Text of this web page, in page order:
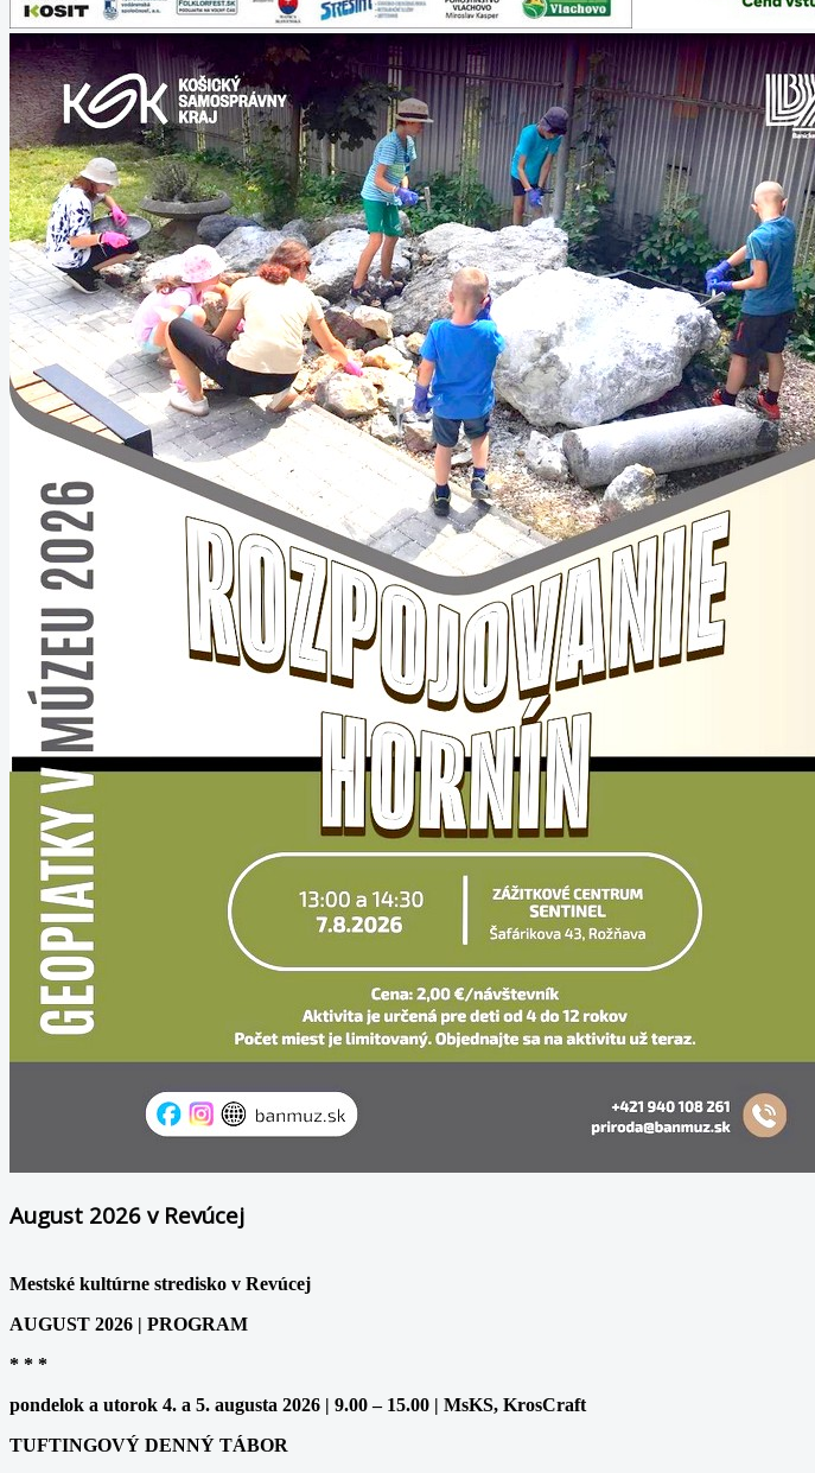
August 2026 v Revúcej
Mestské kultúrne stredisko v Revúcej
AUGUST 2026 | PROGRAM
* * *
pondelok a utorok 4. a 5. augusta 2026 | 9.00 – 15.00 | MsKS, KrosCraft
TUFTINGOVÝ DENNÝ TÁBOR